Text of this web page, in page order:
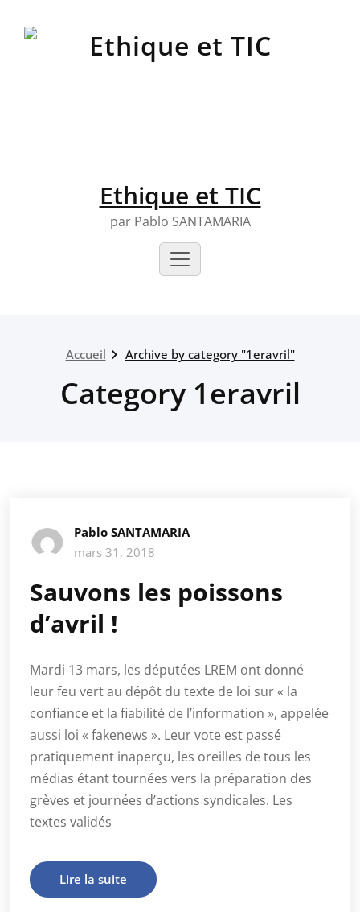
Ethique et TIC
par Pablo SANTAMARIA
Accueil Archive by category "1eravril"
Category 1eravril
Pablo SANTAMARIA
mars 31, 2018
Sauvons les poissons
d’avril !
Mardi 13 mars, les députées LREM ont donné
leur feu vert au dépôt du texte de loi sur « la
confiance et la fiabilité de l’information », appelée
aussi loi « fakenews ». Leur vote est passé
pratiquement inaperçu, les oreilles de tous les
médias étant tournées vers la préparation des
grèves et journées d’actions syndicales. Les
textes validés
Lire la suite